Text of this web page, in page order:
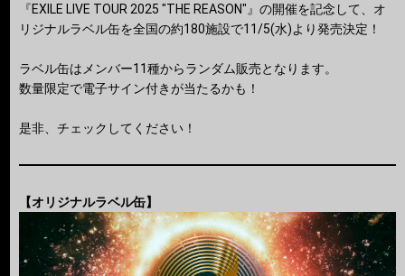
『EXILE LIVE TOUR 2025 "THE REASON"』の開催を記念して、オ
リジナルラベル缶を全国の約180施設で11/5(水)より発売決定！
ラベル缶はメンバー11種からランダム販売となります。
数量限定で電子サイン付きが当たるかも！
是非、チェックしてください！
【オリジナルラベル缶】